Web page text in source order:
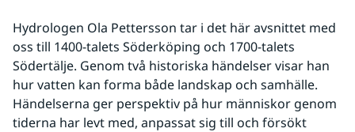
Hydrologen Ola Pettersson tar i det här avsnittet med
oss till 1400-talets Söderköping och 1700-talets
Södertälje. Genom två historiska händelser visar han
hur vatten kan forma både landskap och samhälle.
Händelserna ger perspektiv på hur människor genom
tiderna har levt med, anpassat sig till och försökt